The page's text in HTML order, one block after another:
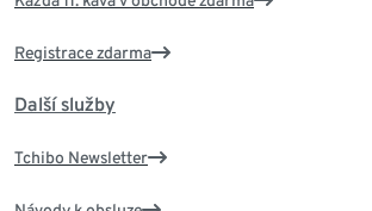
Registrace zdarma
Další služby
Tchibo Newsletter